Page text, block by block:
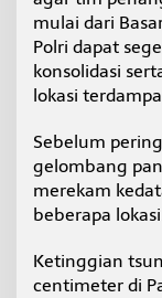
mulai dari
Polri dapat
konsolidasi
lokasi
Sebelum
gelombang
merekam
beberapa
Ketinggian
centimeter di